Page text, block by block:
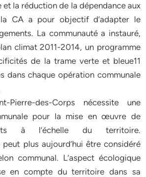
et la réduction de la dépendance aux
CA a pour objectif d’adapter le
La communauté a instauré,
climat 2011-2014, un programme
de la trame verte et bleue11
dans chaque opération communale
des-Corps nécessite une
pour la mise en œuvre de
à l’échelle du territoire.
peut plus aujourd’hui être considéré
communal. L’aspect écologique
en compte du territoire dans sa